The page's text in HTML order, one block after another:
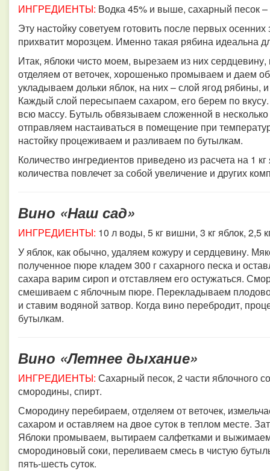
ИНГРЕДИЕНТЫ: Водка 45% и выше, сахарный песок –
Эту настойку советуем готовить после первых
прихватит морозцем. Именно такая рябина идеальна
Итак, яблоки чисто моем, вырезаем из них
отделяем от веточек, хорошенько промываем и даем
укладываем дольки яблок, на них – слой ягод рябины,
Каждый слой пересыпаем сахаром, его берем по
всю массу. Бутыль обвязываем сложенной в
отправляем настаиваться в помещение при
настойку процеживаем и разливаем по бутылкам.
Количество ингредиентов приведено из расчета на 1
количества повлечет за собой увеличение и других
Вино «Наш сад»
ИНГРЕДИЕНТЫ: 10 л воды, 5 кг вишни, 3 кг яблок,
У яблок, как обычно, удаляем кожуру и сердцевину.
полученное пюре кладем 300 г сахарного песка и
сахара варим сироп и отставляем его остужаться.
смешиваем с яблочным пюре. Перекладываем
и ставим водяной затвор. Когда вино перебродит,
бутылкам.
Вино «Летнее дыхание»
ИНГРЕДИЕНТЫ: Сахарный песок, 2 части яблочного
смородины, спирт.
Смородину перебираем, отделяем от веточек,
сахаром и оставляем на двое суток в теплом месте.
Яблоки промываем, вытираем салфетками и
смородиновый соки, переливаем смесь в чистую
пять-шесть суток.